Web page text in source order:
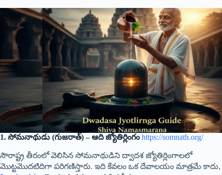
1. సోమనాథుడు (గుజరాత్) – ఆది జ్యోతిర్లింగం https://somnath.org/
సౌరాష్ట్ర తీరంలో వెలిసిన సోమనాథుడిని ద్వాదశ జ్యోతిర్లింగాలలో
మొట్టమొదటిదిగా పరిగణిస్తారు. ఇది కేవలం ఒక దేవాలయం మాత్రమే కాదు,